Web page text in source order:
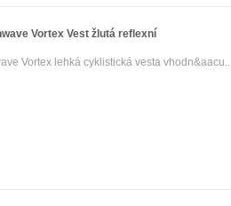
Vortex Vest žlutá reflexní
Vortex lehká cyklistická vesta vhodn&aacu..